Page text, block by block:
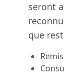
seront
que